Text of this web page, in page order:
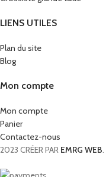
LIENS UTILES
Plan du site
Blog
Mon compte
Mon compte
Panier
Contactez-nous
2023 CRÉER PAR EMRG WEB